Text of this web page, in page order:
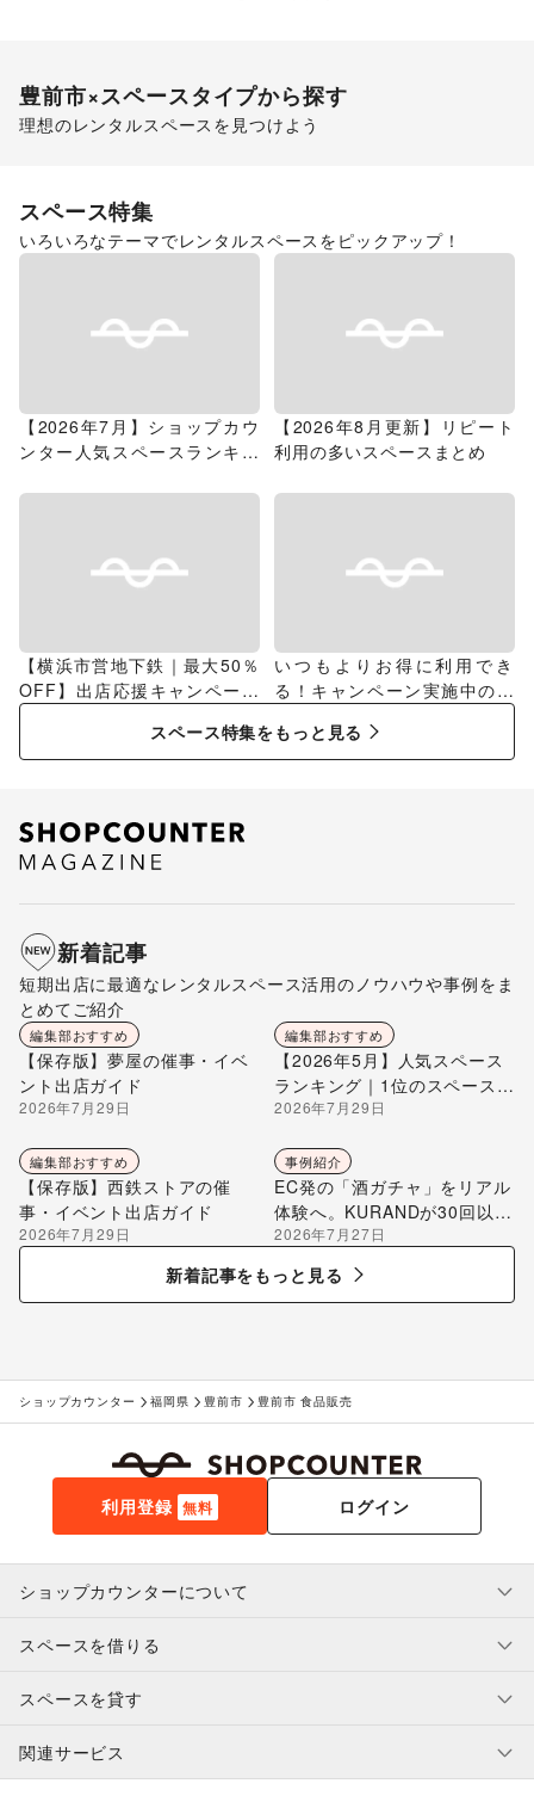
豊前市×スペースタイプから探す
理想のレンタルスペースを見つけよう
スペース特集
いろいろなテーマでレンタルスペースをピックアップ！
【2026年7月】ショップカウ
ンター人気スペースランキン
【2026年8月更新】リピート
利用の多いスペースまとめ
【横浜市営地下鉄｜最大50％
OFF】出店応援キャンペーン
特集
いつもよりお得に利用でき
る！キャンペーン実施中のス
スペース特集をもっと見る
新着記事
短期出店に最適なレンタルスペース活用のノウハウや事例をま
とめてご紹介
編集部おすすめ
【保存版】夢屋の催事・イベ
ント出店ガイド
2026年7月29日
編集部おすすめ
【2026年5月】人気スペース
ランキング｜1位のスペースを
編集部が解説
2026年7月29日
編集部おすすめ
【保存版】西鉄ストアの催
事・イベント出店ガイド
2026年7月29日
事例紹介
EC発の「酒ガチャ」をリアル
体験へ。KURANDが30回以上
のポップアップ出店で届け
る“新しいお酒との出会い”
2026年7月27日
新着記事をもっと見る
ショップカウンター 福岡県 豊前市 豊前市 食品販売
利用登録 無料 ログイン
ショップカウンターについて
利用規約・ガイドライン
特定商取引法に基づく表示
補償プログラム
スペースを借りる
スペースを借りたい人へ
ユーザー利用規約
提携パートナー
スペースを貸す
スペースを貸したい方へ
オーナー利用規約
関連サービス